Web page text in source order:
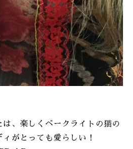
、楽しくベークライトの猫の
がとっても愛らしい！